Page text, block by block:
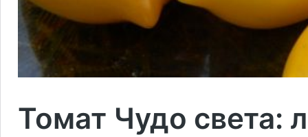
Томат Чудо света: